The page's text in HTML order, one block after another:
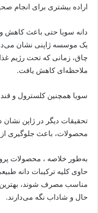
اراده بیشتری برای انجام
دانه سویا حتی باعث کاهش
یک موسسه ژاپنی نشان
چاق، زمانی که تحت رژیم
ملاحظه‌ای کاهش یافت.
سویا همچنین کلسترول و
تحقیقات دیگر در ژاپن
محصولات، باعث جلوگیری
به‌طور خلاصه ، محصولات
حاوی کلیه ترکیبات دانه
مناسب مصرف شوند، بهترین
حال و شاداب نگه می‌دارند.